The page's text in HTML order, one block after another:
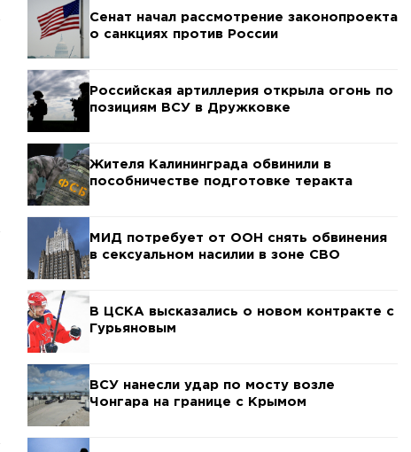
Сенат начал рассмотрение законопроекта
о санкциях против России
Российская артиллерия открыла огонь по
позициям ВСУ в Дружковке
Жителя Калининграда обвинили в
пособничестве подготовке теракта
МИД потребует от ООН снять обвинения
в сексуальном насилии в зоне СВО
В ЦСКА высказались о новом контракте с
Гурьяновым
ВСУ нанесли удар по мосту возле
Чонгара на границе с Крымом